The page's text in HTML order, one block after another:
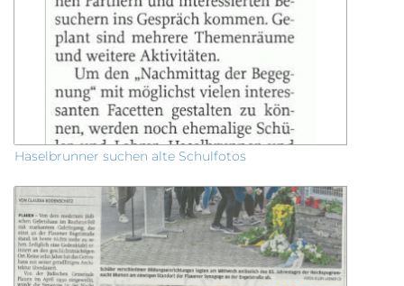
Haselbrunner suchen alte Schulfotos